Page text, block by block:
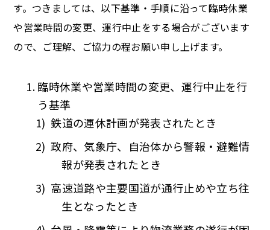
す。つきましては、以下基準・手順に沿って臨時休業
や営業時間の変更、運行中止をする場合がございます
ので、ご理解、ご協力の程お願い申し上げます。
臨時休業や営業時間の変更、運行中止を行
う基準
鉄道の運休計画が発表されたとき
政府、気象庁、自治体から警報・避難情
報が発表されたとき
高速道路や主要国道が通行止めや立ち往
生となったとき